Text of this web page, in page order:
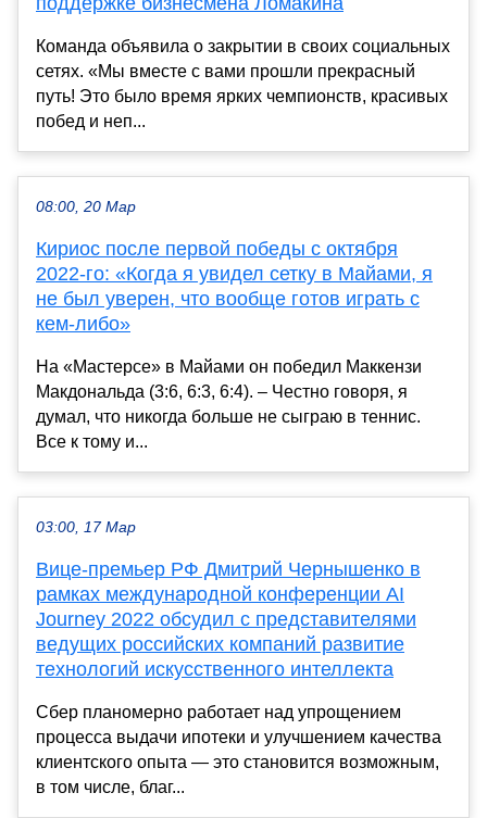
Команда объявила о закрытии в своих социальных
сетях. «Мы вместе с вами прошли прекрасный
путь! Это было время ярких чемпионств, красивых
побед и неп...
08:00, 20 Мар
Кириос после первой победы с октября
2022-го: «Когда я увидел сетку в Майами, я
не был уверен, что вообще готов играть с
кем-либо»
На «Мастерсе» в Майами он победил Маккензи
Макдональда (3:6, 6:3, 6:4). – Честно говоря, я
думал, что никогда больше не сыграю в теннис.
Все к тому и...
03:00, 17 Мар
Вице-премьер РФ Дмитрий Чернышенко в
рамках международной конференции AI
Journey 2022 обсудил с представителями
ведущих российских компаний развитие
технологий искусственного интеллекта
Сбер планомерно работает над упрощением
процесса выдачи ипотеки и улучшением качества
клиентского опыта — это становится возможным,
в том числе, благ...